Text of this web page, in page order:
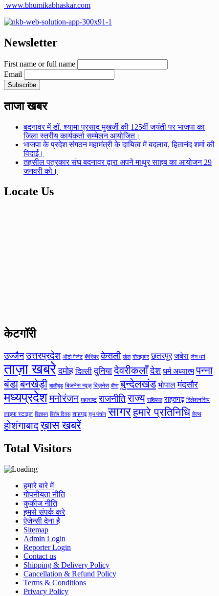
www.bhumikabhaskar.com
Newsletter
First name or full name
Email
ताजा खबर
बदनावर में डॉ. श्यामा प्रसाद मुखर्जी की 125वीं जयंती पर भाजपा का
जिला स्तरीय कार्यकर्ता सम्मेलन आयोजित।
भाजपा के प्रदेश संगठन महामंत्री के दायित्व में बदलाव, हितानंद शर्मा की
विदाई।
तहसील पत्रकार संघ बदनावर द्वारा अपने माथुर साहब का आयोजन 29
जनवरी को।
Locate Us
केटगॉरी
उज्जैन उत्तरप्रदेश ऑटो गैजेट कॅरियर केसली खेल गौरझामर छतरपुर जबेरा जैन धर्म
ताज़ा खबरे दमोह दिल्ली दुनिया देवरीकलाँदेश धर्म अध्यात्म पन्ना
बंडाबनखेड़ी बालीबुड बिजनेस न्यूज़ बिज़नेस बीना बुन्देलखंड भोपाल मंदसौर
मध्यप्रदेशमनोरंजन महाराष्ट राजनीतिराज्य राशिफल राहतगढ़ रिलेशनसिप
लाइफ स्टाइल विज्ञापन विशेष दिवस शाहगढ़ शुभ पंचांग सागरहमारे प्रतिनिधि हेल्थ
होशंगाबादख़ास खबरें
Total Visitors
हमारे बारे में
गोपनीयता नीति
कुकीज नीति
हमसे संपर्क करे
ऐजेन्सी देना है
Sitemap
Admin Login
Reporter Login
Contact us
Shipping & Delivery Policy
Cancellation & Refund Policy
Terms & Conditions
Privacy Policy